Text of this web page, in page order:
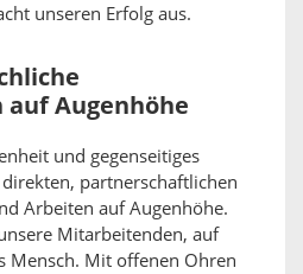
unseren Erfolg aus.
Augenhöhe
und gegenseitiges
partnerschaftlichen
Arbeiten auf Augenhöhe.
Mitarbeitenden, auf
Mensch. Mit offenen Ohren